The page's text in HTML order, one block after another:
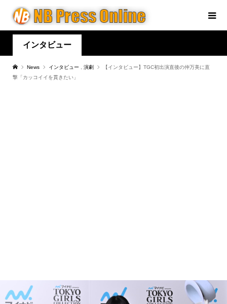
インタビュー
News インタビュー 演劇
【インタビュー】TGC初出演直後の仲万美に直
撃「カッコイイを貫きたい」